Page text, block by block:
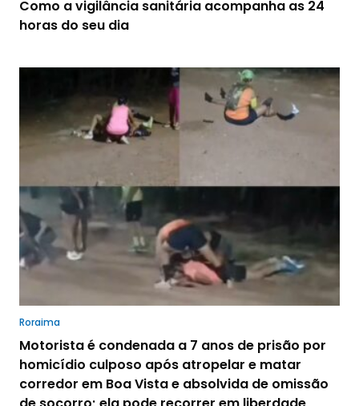
Como a vigilância sanitária acompanha as 24
horas do seu dia
Roraima
Motorista é condenada a 7 anos de prisão por
homicídio culposo após atropelar e matar
corredor em Boa Vista e absolvida de omissão